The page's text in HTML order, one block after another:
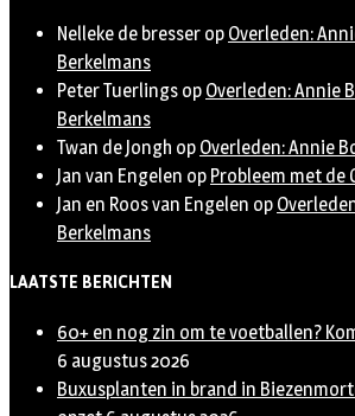
Nelleke de bresser op Overleden:
Berkelmans
Peter Tuerlings op Overleden: Annie
Berkelmans
Twan de Jongh op Overleden: Annie
Jan van Engelen op Probleem met de
Jan en Roos van Engelen op
Berkelmans
LAATSTE BERICHTEN
60+ en nog zin om te voetballen?
6 augustus 2026
Buxusplanten in brand in